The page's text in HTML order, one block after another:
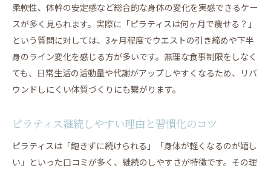
柔軟性、体幹の安定感など総合的な身体の変化を実感できるケー
スが多く見られます。実際に「ピラティスは何ヶ月で痩せる？」
という質問に対しては、3ヶ月程度でウエストの引き締めや下半
身のライン変化を感じる方が多いです。無理な食事制限をしなく
ても、日常生活の活動量や代謝がアップしやすくなるため、リバ
ウンドしにくい体質づくりにも繋がります。
ピラティス継続しやすい理由と習慣化のコツ
ピラティスは「飽きずに続けられる」「身体が軽くなるのが嬉し
い」といった口コミが多く、継続のしやすさが特徴です。その理